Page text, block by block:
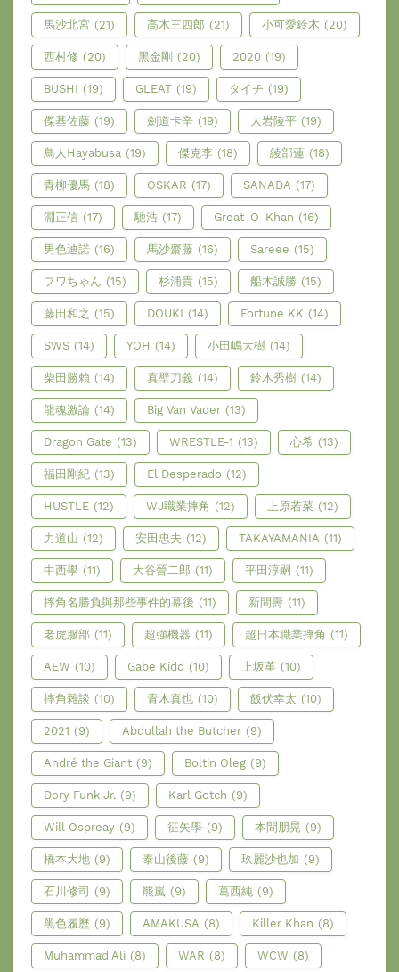
馬沙北宮 (21) 高木三四郎 (21) 小可愛鈴木 (20)
西村修 (20) 黑金剛 (20) 2020 (19)
BUSHI (19) GLEAT (19) タイチ (19)
傑基佐藤 (19) 劍道卡辛 (19) 大岩陵平 (19)
鳥人Hayabusa (19) 傑克李 (18) 綾部蓮 (18)
青柳優馬 (18) OSKAR (17) SANADA (17)
淵正信 (17) 馳浩 (17) Great-O-Khan (16)
男色迪諾 (16) 馬沙齋藤 (16) Sareee (15)
フワちゃん (15) 杉浦貴 (15) 船木誠勝 (15)
藤田和之 (15) DOUKI (14) Fortune KK (14)
SWS (14) YOH (14) 小田嶋大樹 (14)
柴田勝賴 (14) 真壁刀義 (14) 鈴木秀樹 (14)
龍魂激論 (14) Big Van Vader (13)
Dragon Gate (13) WRESTLE-1 (13) 心希 (13)
福田剛紀 (13) El Desperado (12)
HUSTLE (12) WJ職業摔角 (12) 上原若菜 (12)
力道山 (12) 安田忠夫 (12) TAKAYAMANIA (11)
中西學 (11) 大谷晉二郎 (11) 平田淳嗣 (11)
摔角名勝負與那些事件的幕後 (11) 新間壽 (11)
老虎服部 (11) 超強機器 (11) 超日本職業摔角 (11)
AEW (10) Gabe Kidd (10) 上坂堇 (10)
摔角雜談 (10) 青木真也 (10) 飯伏幸太 (10)
2021 (9) Abdullah the Butcher (9)
André the Giant (9) Boltin Oleg (9)
Dory Funk Jr. (9) Karl Gotch (9)
Will Ospreay (9) 征矢學 (9) 本間朋晃 (9)
橋本大地 (9) 泰山後藤 (9) 玖麗沙也加 (9)
石川修司 (9) 羆嵐 (9) 葛西純 (9)
黑色履歷 (9) AMAKUSA (8) Killer Khan (8)
Muhammad Ali (8) WAR (8) WCW (8)